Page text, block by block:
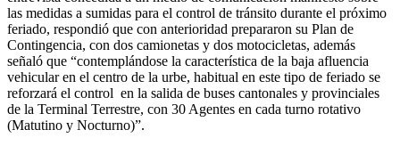
las medidas a sumidas para el control de tránsito durante el próximo
feriado, respondió que con anterioridad prepararon su Plan de
Contingencia, con dos camionetas y dos motocicletas, además
señaló que “contemplándose la característica de la baja afluencia
vehicular en el centro de la urbe, habitual en este tipo de feriado se
reforzará el control en la salida de buses cantonales y provinciales
de la Terminal Terrestre, con 30 Agentes en cada turno rotativo
(Matutino y Nocturno)”.